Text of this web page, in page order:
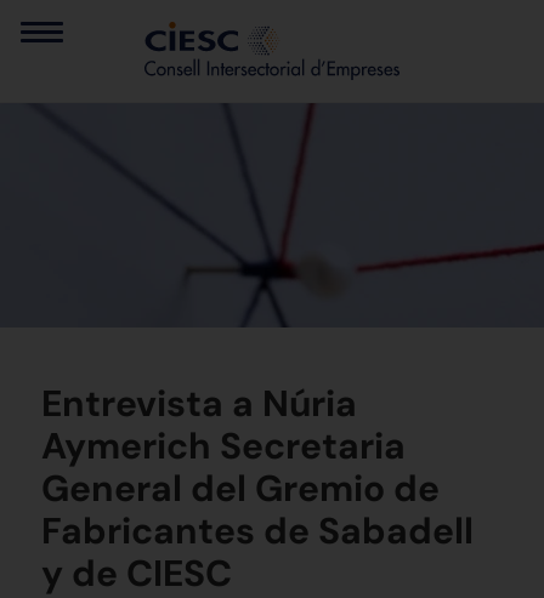
Entrevista a Núria
Aymerich Secretaria
General del Gremio de
Fabricantes de Sabadell
y de CIESC